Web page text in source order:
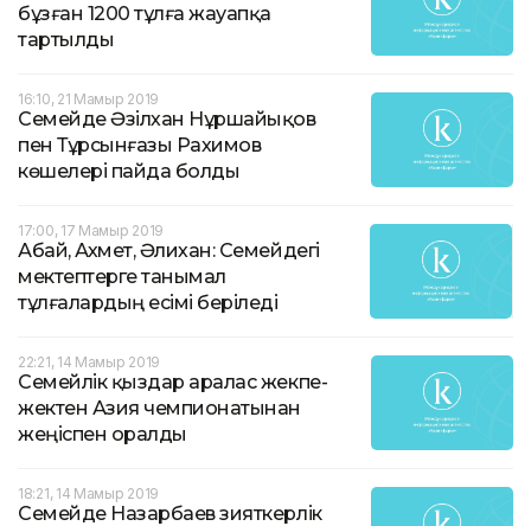
бұзған 1200 тұлға жауапқа
тартылды
16:10, 21 Мамыр 2019
Семейде Әзілхан Нұршайықов
пен Тұрсынғазы Рахимов
көшелері пайда болды
17:00, 17 Мамыр 2019
Абай, Ахмет, Әлихан: Семейдегі
мектептерге танымал
тұлғалардың есімі беріледі
22:21, 14 Мамыр 2019
Семейлік қыздар аралас жекпе-
жектен Азия чемпионатынан
жеңіспен оралды
18:21, 14 Мамыр 2019
Семейде Назарбаев зияткерлік